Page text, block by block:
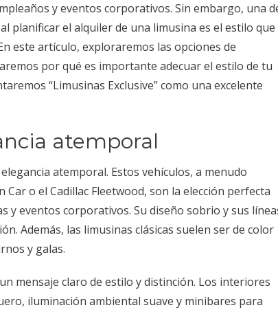
y eventos corporativos. Sin embargo, una
planificar el alquiler de una limusina es el estilo que
este artículo, exploraremos las opciones de
por qué es importante adecuar el estilo de tu
“Limusinas Exclusive” como una excelente
atemporal
atemporal. Estos vehículos, a menudo
o el Cadillac Fleetwood, son la elección perfecta
y eventos corporativos. Su diseño sobrio y sus
Además, las limusinas clásicas suelen ser de color
y galas.
mensaje claro de estilo y distinción. Los interiores
iluminación ambiental suave y minibares para